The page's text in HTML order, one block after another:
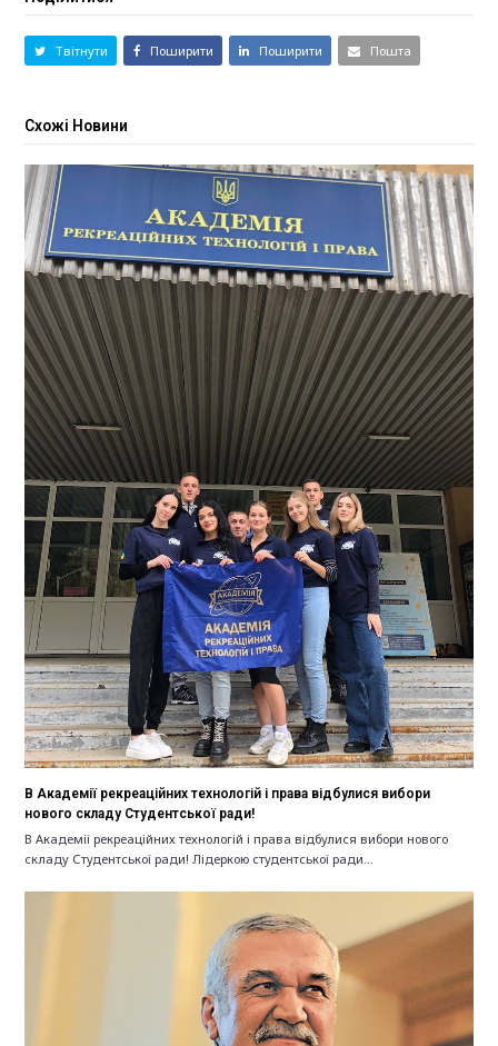
Твітнути Поширити Поширити Пошта
Схожі Новини
В Академії рекреаційних технологій і права відбулися вибори
нового складу Студентської ради!
В Академії рекреаційних технологій і права відбулися вибори нового
складу Студентської ради! Лідеркою студентської ради…